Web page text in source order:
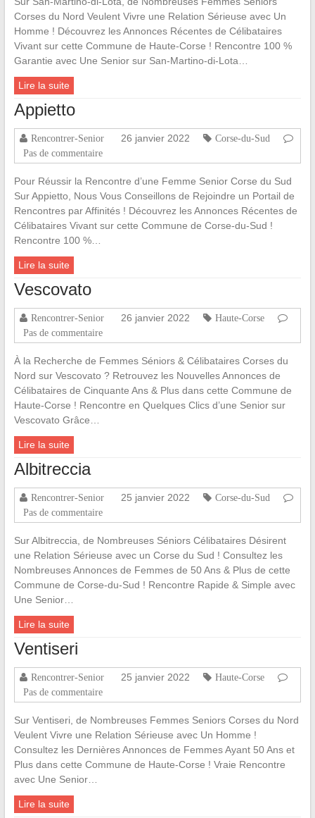
Corses du Nord Veulent Vivre une Relation Sérieuse avec Un
Homme ! Découvrez les Annonces Récentes de Célibataires
Vivant sur cette Commune de Haute-Corse ! Rencontre 100 %
Garantie avec Une Senior sur San-Martino-di-Lota…
Lire la suite
Appietto
Rencontrer-Senior 26 janvier 2022
Corse-du-Sud
Pas de commentaire
Pour Réussir la Rencontre d’une Femme Senior Corse du Sud
Sur Appietto, Nous Vous Conseillons de Rejoindre un Portail de
Rencontres par Affinités ! Découvrez les Annonces Récentes de
Célibataires Vivant sur cette Commune de Corse-du-Sud !
Rencontre 100 %…
Lire la suite
Vescovato
Rencontrer-Senior 26 janvier 2022
Haute-Corse
Pas de commentaire
À la Recherche de Femmes Séniors & Célibataires Corses du
Nord sur Vescovato ? Retrouvez les Nouvelles Annonces de
Célibataires de Cinquante Ans & Plus dans cette Commune de
Haute-Corse ! Rencontre en Quelques Clics d’une Senior sur
Vescovato Grâce…
Lire la suite
Albitreccia
Rencontrer-Senior 25 janvier 2022
Corse-du-Sud
Pas de commentaire
Sur Albitreccia, de Nombreuses Séniors Célibataires Désirent
une Relation Sérieuse avec un Corse du Sud ! Consultez les
Nombreuses Annonces de Femmes de 50 Ans & Plus de cette
Commune de Corse-du-Sud ! Rencontre Rapide & Simple avec
Une Senior…
Lire la suite
Ventiseri
Rencontrer-Senior 25 janvier 2022
Haute-Corse
Pas de commentaire
Sur Ventiseri, de Nombreuses Femmes Seniors Corses du Nord
Veulent Vivre une Relation Sérieuse avec Un Homme !
Consultez les Dernières Annonces de Femmes Ayant 50 Ans et
Plus dans cette Commune de Haute-Corse ! Vraie Rencontre
avec Une Senior…
Lire la suite